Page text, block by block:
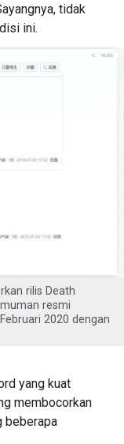
tidak
ini.
rilis Death
resmi
2020 dengan
yang kuat
membocorkan
beberapa